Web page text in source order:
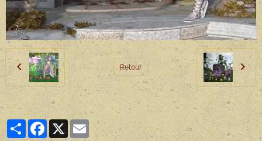
Retour
PartagerFacebook
X Email